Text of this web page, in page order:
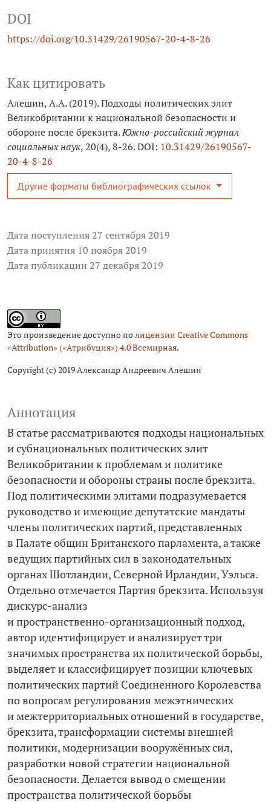
DOI
https://doi.org/10.31429/26190567-20-4-8-26
Как цитировать
Алешин, А.А. (2019). Подходы политических элит
Великобритании к национальной безопасности и
обороне после брекзита.Южно-российский журнал
социальных наук, 20(4), 8-26. DOI: 10.31429/26190567-
20-4-8-26
Другие форматы библиографических ссылок
Дата поступления 27 сентября 2019
Дата принятия 10 ноября 2019
Дата публикации 27 декабря 2019
Это произведение доступно полицензии Creative Commons
«Attribution» («Атрибуция») 4.0 Всемирная.
Copyright (c) 2019 Александр Андреевич Алешин
Аннотация
В статье рассматриваются подходы национальных
и субнациональных политических элит
Великобритании к проблемам и политике
безопасности и обороны страны после брекзита.
Под политическими элитами подразумевается
руководство и имеющие депутатские мандаты
члены политических партий, представленных
в Палате общин Британского парламента, а также
ведущих партийных сил в законодательных
органах Шотландии, Северной Ирландии, Уэльса.
Отдельно отмечается Партия брекзита. Используя
дискурс-­анализ
и пространственно-­организационный подход,
автор идентифицирует и анализирует три
значимых пространства их политической борьбы,
выделяет и классифицирует позиции ключевых
политических партий Соединенного Королевства
по вопросам регулирования межэтнических
и межтерриториальных отношений в государстве,
брекзита, трансформации системы внешней
политики, модернизации вооружённых сил,
разработки новой стратегии национальной
безопасности. Делается вывод о смещении
пространства политической борьбы